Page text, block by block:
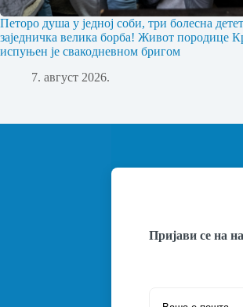
Петоро душа у једној соби, три болесна
заједничка велика борба! Живот породице
испуњен је свакодневном бригом
7. август 2026.
Пријави се на